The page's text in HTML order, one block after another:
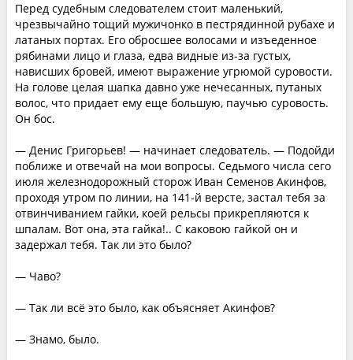
Перед судебным следователем стоит маленький,
чрезвычайно тощий мужичонко в пестрядинной рубахе и
латаных портах. Его обросшее волосами и изъеденное
рябинами лицо и глаза, едва видные из-за густых,
нависших бровей, имеют выражение угрюмой суровости.
На голове целая шапка давно уже нечесанных, путаных
волос, что придает ему еще большую, паучью суровость.
Он бос.
— Денис Григорьев! — начинает следователь. — Подойди
поближе и отвечай на мои вопросы. Седьмого числа сего
июля железнодорожный сторож Иван Семенов Акинфов,
проходя утром по линии, на 141-й версте, застал тебя за
отвинчиванием гайки, коей рельсы прикрепляются к
шпалам. Вот она, эта гайка!.. С каковою гайкой он и
задержал тебя. Так ли это было?
— Чаво?
— Так ли всё это было, как объясняет Акинфов?
— Знамо, было.